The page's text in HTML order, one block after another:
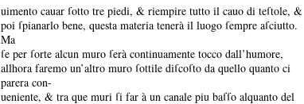
uimento cauar ſotto tre piedi, & riempire tutto il cauo di teſtole, &
poi ſpianarlo bene, questa materia tenerà il luogo ſempre aſciutto.
Ma
ſe per ſorte alcun muro ſerà continuamente tocco dall’humore,
allhora faremo un’altro muro ſottile diſcoſto da quello quanto ci
parera con-
ueniente, & tra que muri ſi far à un canale piu baſſo alquanto del